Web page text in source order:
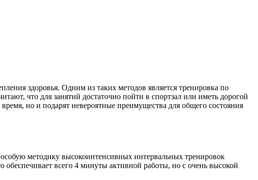
здоровья. Одним из таких методов является тренировка по
что для занятий достаточно пойти в спортзал или иметь дорогой
но и подарят невероятные преимущества для общего состояния
методику высокоинтенсивных интервальных тренировок
всего 4 минуты активной работы, но с очень высокой